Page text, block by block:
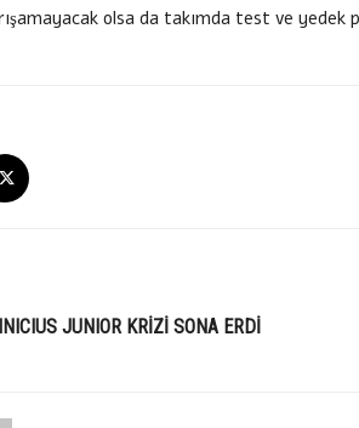
olsa da takımda test ve yedek
JUNIOR KRİZİ SONA ERDİ